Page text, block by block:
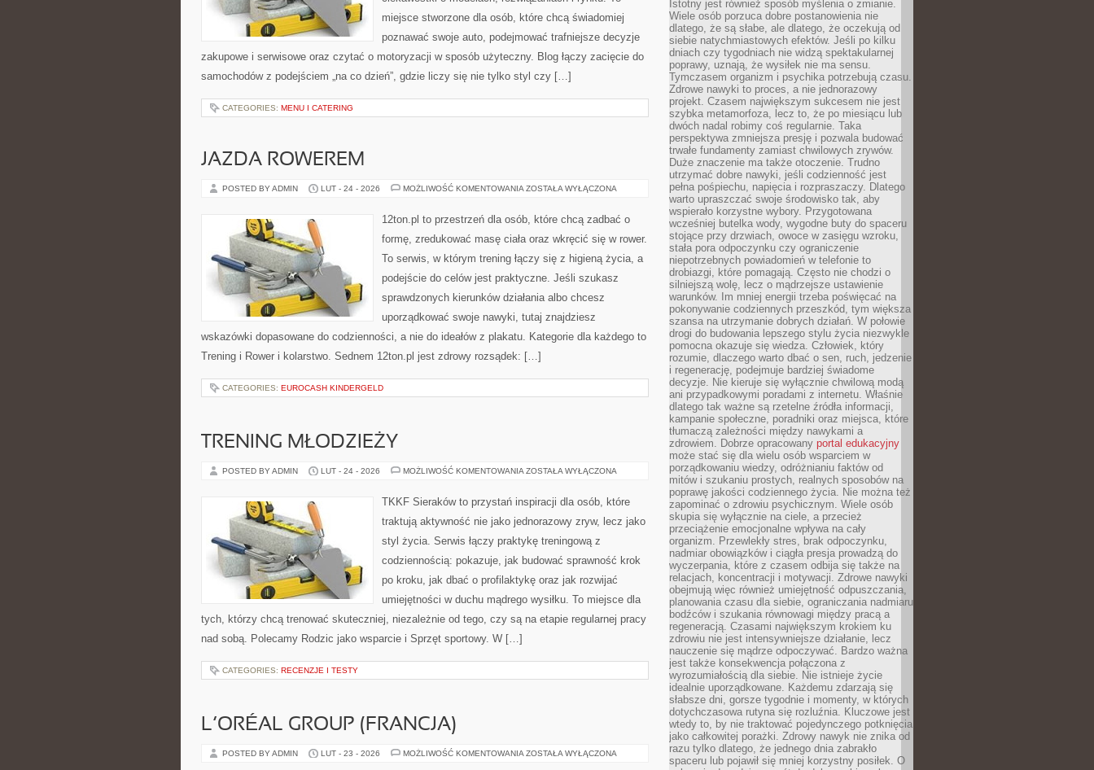
miejsce stworzone dla osób, które chcą świadomiej
poznawać swoje auto, podejmować trafniejsze decyzje
zakupowe i serwisowe oraz czytać o motoryzacji w sposób użyteczny. Blog łączy zacięcie do
samochodów z podejściem „na co dzień”, gdzie liczy się nie tylko styl czy […]
CATEGORIES: MENU I CATERING
JAZDA ROWEREM
POSTED BY ADMIN LUT - 24 - 2026 MOŻLIWOŚĆ KOMENTOWANIA JAZDA
ZOSTAŁA WYŁĄCZONA
12ton.pl to przestrzeń dla osób, które chcą zadbać o
formę, zredukować masę ciała oraz wkręcić się w rower.
To serwis, w którym trening łączy się z higieną życia, a
podejście do celów jest praktyczne. Jeśli szukasz
sprawdzonych kierunków działania albo chcesz
uporządkować swoje nawyki, tutaj znajdziesz
wskazówki dopasowane do codzienności, a nie do ideałów z plakatu. Kategorie dla każdego to
Trening i Rower i kolarstwo. Sednem 12ton.pl jest zdrowy rozsądek: […]
CATEGORIES: EUROCASH KINDERGELD
TRENING MŁODZIEŻY
POSTED BY ADMIN LUT - 24 - 2026 MOŻLIWOŚĆ KOMENTOWANIA TRENING
ZOSTAŁA WYŁĄCZONA
TKKF Sieraków to przystań inspiracji dla osób, które
traktują aktywność nie jako jednorazowy zryw, lecz jako
styl życia. Serwis łączy praktykę treningową z
codziennością: pokazuje, jak budować sprawność krok
po kroku, jak dbać o profilaktykę oraz jak rozwijać
umiejętności w duchu mądrego wysiłku. To miejsce dla
tych, którzy chcą trenować skuteczniej, niezależnie od tego, czy są na etapie regularnej pracy
nad sobą. Polecamy Rodzic jako wsparcie i Sprzęt sportowy. W […]
CATEGORIES: RECENZJE I TESTY
L’ORÉAL GROUP (FRANCJA)
POSTED BY ADMIN LUT - 23 - 2026 MOŻLIWOŚĆ KOMENTOWANIA L’ORÉAL
ZOSTAŁA WYŁĄCZONA
Istotny jest również sposób myślenia o zmianie.
Wiele osób porzuca dobre postanowienia nie
dlatego, że są słabe, ale dlatego, że oczekują od
siebie natychmiastowych efektów. Jeśli po kilku
dniach czy tygodniach nie widzą spektakularnej
poprawy, uznają, że wysiłek nie ma sensu.
Tymczasem organizm i psychika potrzebują czasu.
Zdrowe nawyki to proces, a nie jednorazowy
projekt. Czasem największym sukcesem nie jest
szybka metamorfoza, lecz to, że po miesiącu lub
dwóch nadal robimy coś regularnie. Taka
perspektywa zmniejsza presję i pozwala budować
trwałe fundamenty zamiast chwilowych zrywów.
Duże znaczenie ma także otoczenie. Trudno
utrzymać dobre nawyki, jeśli codzienność jest
pełna pośpiechu, napięcia i rozpraszaczy. Dlatego
warto upraszczać swoje środowisko tak, aby
wspierało korzystne wybory. Przygotowana
wcześniej butelka wody, wygodne buty do spaceru
stojące przy drzwiach, owoce w zasięgu wzroku,
stała pora odpoczynku czy ograniczenie
niepotrzebnych powiadomień w telefonie to
drobiazgi, które pomagają. Często nie chodzi o
silniejszą wolę, lecz o mądrzejsze ustawienie
warunków. Im mniej energii trzeba poświęcać na
pokonywanie codziennych przeszkód, tym większa
szansa na utrzymanie dobrych działań. W połowie
drogi do budowania lepszego stylu życia niezwykle
pomocna okazuje się wiedza. Człowiek, który
rozumie, dlaczego warto dbać o sen, ruch, jedzenie
i regenerację, podejmuje bardziej świadome
decyzje. Nie kieruje się wyłącznie chwilową modą
ani przypadkowymi poradami z internetu. Właśnie
dlatego tak ważne są rzetelne źródła informacji,
kampanie społeczne, poradniki oraz miejsca, które
tłumaczą zależności między nawykami a
zdrowiem. Dobrze opracowany portal edukacyjny
może stać się dla wielu osób wsparciem w
porządkowaniu wiedzy, odróżnianiu faktów od
mitów i szukaniu prostych, realnych sposobów na
poprawę jakości codziennego życia. Nie można też
zapominać o zdrowiu psychicznym. Wiele osób
skupia się wyłącznie na ciele, a przecież
przeciążenie emocjonalne wpływa na cały
organizm. Przewlekły stres, brak odpoczynku,
nadmiar obowiązków i ciągła presja prowadzą do
wyczerpania, które z czasem odbija się także na
relacjach, koncentracji i motywacji. Zdrowe nawyki
obejmują więc również umiejętność odpuszczania,
planowania czasu dla siebie, ograniczania nadmiaru
bodźców i szukania równowagi między pracą a
regeneracją. Czasami największym krokiem ku
zdrowiu nie jest intensywniejsze działanie, lecz
nauczenie się mądrze odpoczywać. Bardzo ważna
jest także konsekwencja połączona z
wyrozumiałością dla siebie. Nie istnieje życie
idealnie uporządkowane. Każdemu zdarzają się
słabsze dni, gorsze tygodnie i momenty, w których
dotychczasowa rutyna się rozluźnia. Kluczowe jest
wtedy to, by nie traktować pojedynczego potknięcia
jako całkowitej porażki. Zdrowy nawyk nie znika od
razu tylko dlatego, że jednego dnia zabrakło
spaceru lub pojawił się mniej korzystny posiłek. O